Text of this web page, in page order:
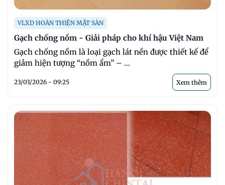
VLXD HOÀN THIỆN MẶT SÀN
Gạch chống nồm - Giải pháp cho khí hậu Việt Nam
Gạch chống nồm là loại gạch lát nền được thiết kế để
giảm hiện tượng “nồm ẩm” – ...
23/03/2026 - 09:25 Xem thêm